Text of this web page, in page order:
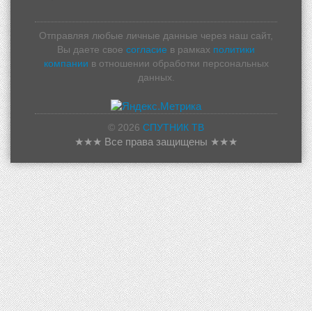
Отправляя любые личные данные через наш сайт,
Вы даете свое согласие в рамках политики
компании в отношении обработки персональных
данных.
© 2026 СПУТНИК ТВ
★★★ Все права защищены ★★★